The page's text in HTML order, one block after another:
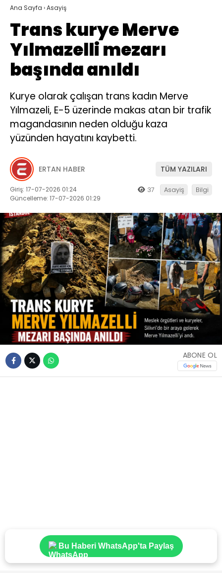
Ana Sayfa ›Asayiş
Trans kurye Merve
Yılmazelli mezarı
başında anıldı
Kurye olarak çalışan trans kadın Merve
Yılmazeli, E-5 üzerinde makas atan bir trafik
magandasının neden olduğu kaza
yüzünden hayatını kaybetti.
ERTAN HABER TÜM YAZILARI
Giriş: 17-07-2026 01:24
Güncelleme: 17-07-2026 01:29
37 Asayiş Bilgi
ABONE OL
Bu Haberi WhatsApp'ta Paylaş